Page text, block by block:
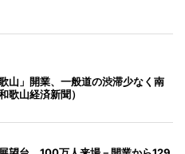
山」開業、一般道の渋滞少なく南
歌山経済新聞）